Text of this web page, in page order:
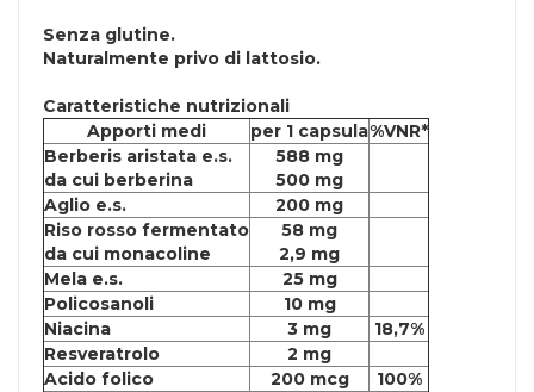
Senza glutine.
Naturalmente privo di lattosio.
Caratteristiche nutrizionali
Apporti medi
per 1 capsula%VNR*
Berberis aristata e.s.
da cui berberina
588 mg
500 mg
Aglio e.s.
200 mg
Riso rosso fermentato
da cui monacoline
58 mg
2,9 mg
Mela e.s.
25 mg
Policosanoli
10 mg
Niacina
3 mg
18,7%
Resveratrolo
2 mg
Acido folico
200 mcg
100%